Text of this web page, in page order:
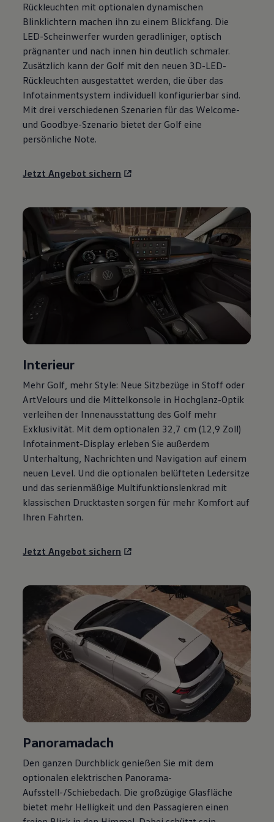
Motorenöl und Flüssigkeiten
Räder und Reifen
Pannen- und Unfallhilfe
Economy Service
Volkswagen Teile
Zubehör
Modellspezifisches Zubehör
Schutz und Pflege
Transport
Entertainment und Elektronik
Individualisieren
Wallbox und Ladekabel
Digitale Extras
Handy und Fahrzeug verbinden
Vorgängermodelle
Kundeninformationen
Volkswagen Kundenbetreuung
Warn- und Kontrollleuchten
Assistenzsysteme
Digitale Betriebsanleitung
Live Beratung
Magazin
Lifestyle
Transport
Volkswagen Kundenbetreuung
Rückleuchten mit optionalen dynamischen
Blinklichtern machen ihn zu einem Blickfang. Die
LED-Scheinwerfer wurden geradliniger, optisch
prägnanter und nach innen hin deutlich schmaler.
Zusätzlich kann der Golf mit den neuen 3D-LED-
Rückleuchten ausgestattet werden, die über das
Infotainmentsystem individuell konfigurierbar sind.
Mit drei verschiedenen Szenarien für das Welcome-
und Goodbye-Szenario bietet der Golf eine
persönliche Note.
Jetzt Angebot sichern
Interieur
Mehr Golf , mehr Style: Neue Sitzbezüge in Stoff oder
ArtVelours und die Mittelkonsole in Hochglanz-Optik
verleihen der Innenausstattung des Golf mehr
Exklusivität. Mit dem optionalen 32,7 cm (12,9 Zoll)
Infotainment-Display erleben Sie außerdem
Unterhaltung, Nachrichten und Navigation auf einem
neuen Level. Und die optionalen belüfteten Ledersitze
und das serienmäßige Multifunktionslenkrad mit
klassischen Drucktasten sorgen für mehr Komfort auf
Ihren Fahrten.
Jetzt Angebot sichern
Panoramadach
Den ganzen Durchblick genießen Sie mit dem
optionalen elektrischen Panorama-
Aufsstell-/Schiebedach. Die großzügige Glasfläche
bietet mehr Helligkeit und den Passagieren einen